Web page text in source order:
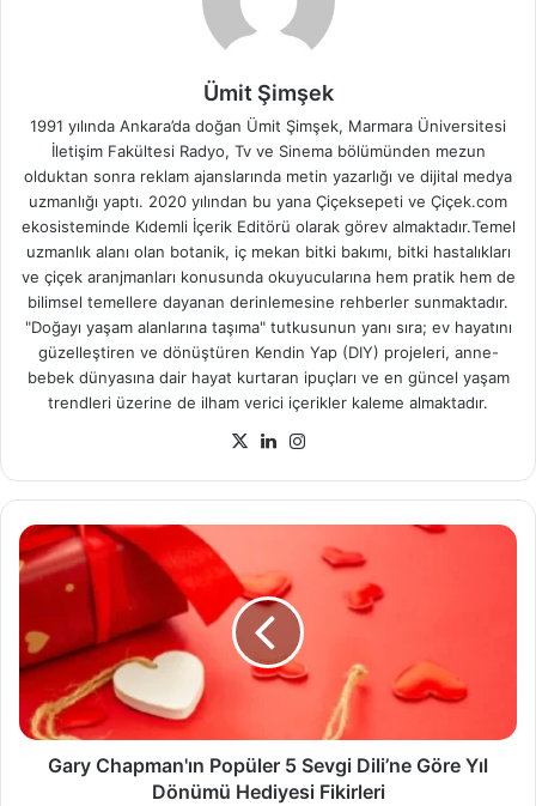
Ümit Şimşek
1991 yılında Ankara’da doğan Ümit Şimşek, Marmara Üniversitesi
İletişim Fakültesi Radyo, Tv ve Sinema bölümünden mezun
olduktan sonra reklam ajanslarında metin yazarlığı ve dijital medya
uzmanlığı yaptı. 2020 yılından bu yana Çiçeksepeti ve Çiçek.com
ekosisteminde Kıdemli İçerik Editörü olarak görev almaktadır.Temel
uzmanlık alanı olan botanik, iç mekan bitki bakımı, bitki hastalıkları
ve çiçek aranjmanları konusunda okuyucularına hem pratik hem de
bilimsel temellere dayanan derinlemesine rehberler sunmaktadır.
"Doğayı yaşam alanlarına taşıma" tutkusunun yanı sıra; ev hayatını
güzelleştiren ve dönüştüren Kendin Yap (DIY) projeleri, anne-
bebek dünyasına dair hayat kurtaran ipuçları ve en güncel yaşam
trendleri üzerine de ilham verici içerikler kaleme almaktadır.
X LinkedIn
Gary
Chapman'ın
Popüler
Sevgi
Dili’ne
Göre
Yıl
Dönümü
Hediyesi
Gary Chapman'ın Popüler 5 Sevgi Dili’ne Göre Yıl
Dönümü Hediyesi Fikirleri